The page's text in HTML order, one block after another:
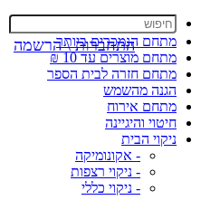
מתחם הנמכרים ביותר
מתחם מוצרים עד 10 ₪
מתחם חזרה לבית הספר
הגנה מהשמש
מתחם אירוח
חיטוי והיגיינה
ניקוי הבית
- אקונומיקה
- ניקוי רצפות
- ניקוי כללי
התחברות \ הרשמה